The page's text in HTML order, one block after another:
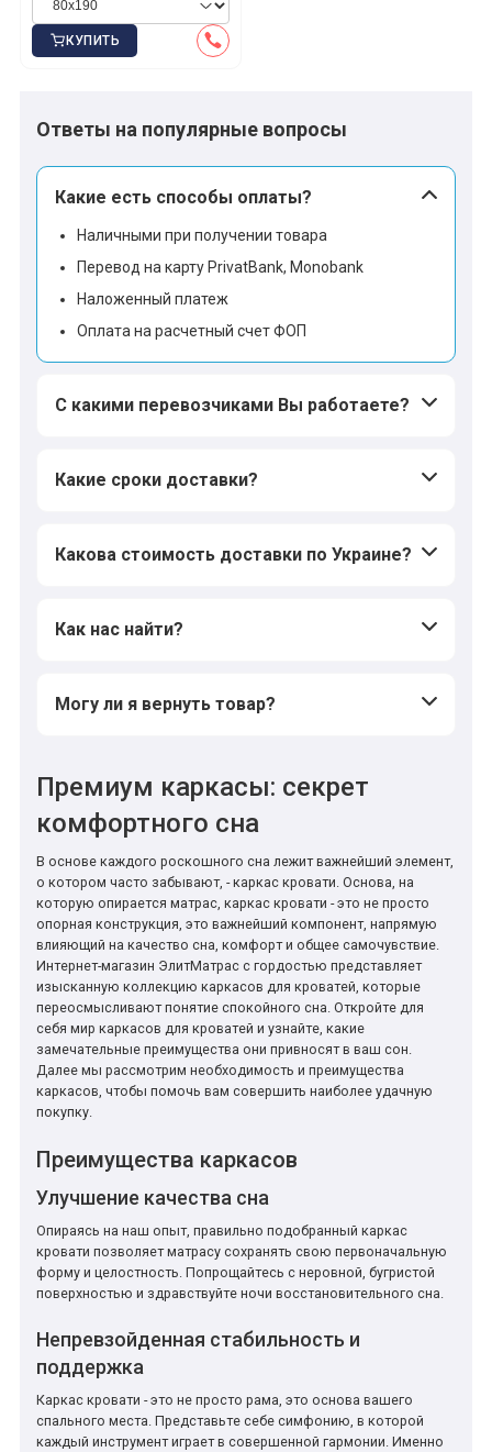
КУПИТЬ
Ответы на популярные вопросы
Какие есть способы оплаты?
Наличными при получении товара
Перевод на карту PrivatBank, Monobank
Наложенный платеж
Оплата на расчетный счет ФОП
С какими перевозчиками Вы работаете?
Какие сроки доставки?
Какова стоимость доставки по Украине?
Как нас найти?
Могу ли я вернуть товар?
Премиум каркасы: секрет
комфортного сна
В основе каждого роскошного сна лежит важнейший элемент,
о котором часто забывают, - каркас кровати. Основа, на
которую опирается матрас, каркас кровати - это не просто
опорная конструкция, это важнейший компонент, напрямую
влияющий на качество сна, комфорт и общее самочувствие.
Интернет-магазин ЭлитМатрас с гордостью представляет
изысканную коллекцию каркасов для кроватей, которые
переосмысливают понятие спокойного сна. Откройте для
себя мир каркасов для кроватей и узнайте, какие
замечательные преимущества они привносят в ваш сон.
Далее мы рассмотрим необходимость и преимущества
каркасов, чтобы помочь вам совершить наиболее удачную
покупку.
Преимущества каркасов
Улучшение качества сна
Опираясь на наш опыт, правильно подобранный каркас
кровати позволяет матрасу сохранять свою первоначальную
форму и целостность. Попрощайтесь с неровной, бугристой
поверхностью и здравствуйте ночи восстановительного сна.
Непревзойденная стабильность и
поддержка
Каркас кровати - это не просто рама, это основа вашего
спального места. Представьте себе симфонию, в которой
каждый инструмент играет в совершенной гармонии. Именно